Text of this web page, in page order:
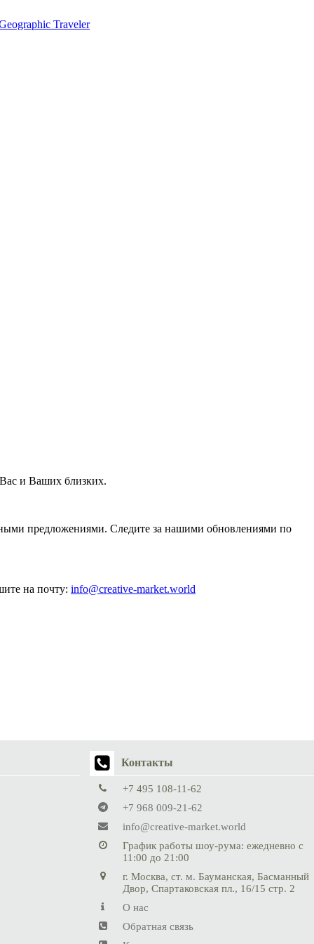
Traveler
и Ваших близких.
предложениями. Следите за нашими обновлениями по
на почту: info@creative-market.world
Контакты
+7 495 108-11-62
+7 968 009-21-62
info@creative-market.world
График работы шоу-рума: ежедневно с
11:00 до 21:00
г. Москва, ст. м. Бауманская, Басманный
Двор, Спартаковская пл., 16/15 стр. 2
О нас
Обратная связь